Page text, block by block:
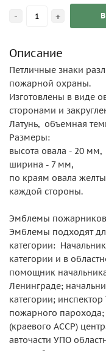
- +
Описание
Петличные знаки
пожарной охраны.
Изготовлены в виде
сторонами и
Латунь, объемная
Размеры:
высота овала - 20 мм,
ширина - 7 мм,
по краям овала
каждой стороны.
Эмблемы
Эмблемы подходят
категории:
категории и в
помощник
Ленинграде;
категории;
пожарного парохода;
(краевого АССР)
авточасти УПО